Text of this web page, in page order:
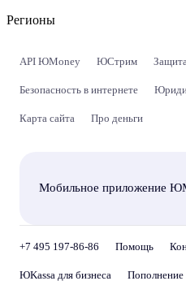
Регионы
API ЮMoney ЮСтрим
Безопасность в интернете
Карта сайта Про деньги
Мобильное приложение
+7 495 197-86-86 Помощь
ЮKassa для бизнеса Пополнение